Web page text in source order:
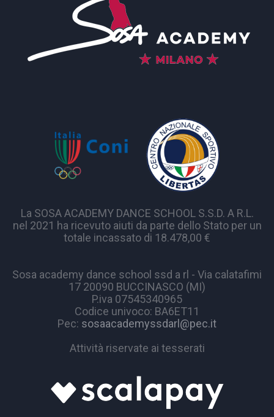
La SOSA ACADEMY DANCE SCHOOL S.S.D. A R.L.
nel 2021 ha ricevuto aiuti da parte dello Stato per un
totale incassato di 18.478,00 €
Sosa academy dance school ssd a rl - Via calatafimi
17 20090 BUCCINASCO (MI)
P.iva 07545340965
Codice univoco: BA6ET11
Pec: sosaacademyssdarl@pec.it
Attività riservate ai tesserati